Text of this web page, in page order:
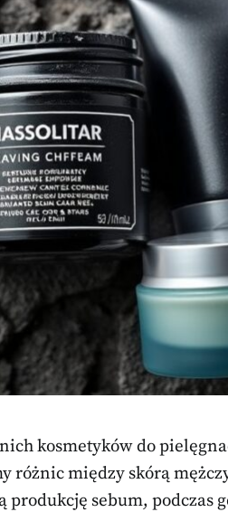
kosmetyków do
różnic między skórą
produkcję sebum,